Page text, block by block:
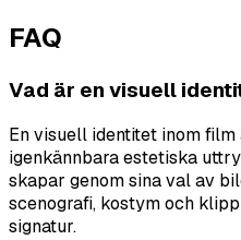
FAQ
Vad är en visuell
En visuell identitet inom
igenkännbara estetiska
skapar genom sina val av
scenografi, kostym och
signatur.